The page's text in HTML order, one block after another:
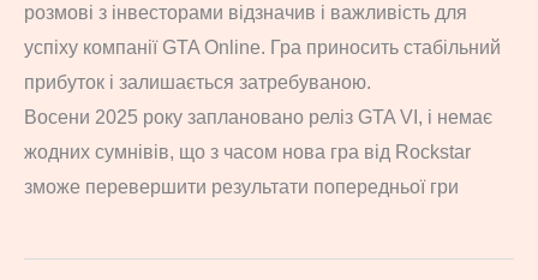
розмові з інвесторами відзначив і важливість для
успіху компанії GTA Online. Гра приносить стабільний
прибуток і залишається затребуваною.
Восени 2025 року заплановано реліз GTA VI, і немає
жодних сумнівів, що з часом нова гра від Rockstar
зможе перевершити результати попередньої гри